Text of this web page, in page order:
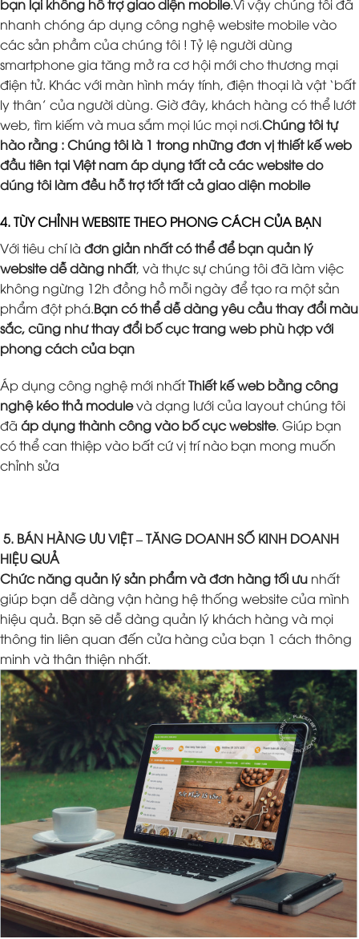
bạn lại không hỗ trợ giao diện mobile.Vì vậy chúng tôi đã
nhanh chóng áp dụng công nghệ website mobile vào
các sản phầm của chúng tôi ! Tỷ lệ người dùng
smartphone gia tăng mở ra cơ hội mới cho thương mại
điện tử. Khác với màn hình máy tính, điện thoại là vật ‘bất
ly thân’ của người dùng. Giờ đây, khách hàng có thể lướt
web, tìm kiếm và mua sắm mọi lúc mọi nơi.Chúng tôi tự
hào rằng : Chúng tôi là 1 trong những đơn vị thiết kế web
đầu tiên tại Việt nam áp dụng tất cả các website do
dúng tôi làm đều hỗ trợ tốt tất cả giao diện mobile
4. TÙY CHỈNH WEBSITE THEO PHONG CÁCH CỦA BẠN
Với tiêu chí là đơn giản nhất có thể để bạn quản lý
website dễ dàng nhất, và thực sự chúng tôi đã làm việc
không ngừng 12h đồng hồ mỗi ngày để tạo ra một sản
phẩm đột phá.Bạn có thể dễ dàng yêu cầu thay đổi màu
sắc, cũng như thay đổi bố cục trang web phù hợp với
phong cách của bạn
Áp dụng công nghệ mới nhấtThiết kế web bằng công
nghệ kéo thả modulevà dạng lưới của layout chúng tôi
đã áp dụng thành công vào bố cục website. Giúp bạn
có thể can thiệp vào bất cứ vị trí nào bạn mong muốn
chỉnh sửa
5. BÁN HÀNG ƯU VIỆT – TĂNG DOANH SỐ KINH DOANH
HIỆU QUẢ
Chức năng quản lý sản phẩm và đơn hàng tối ưu nhất
giúp bạn dễ dàng vận hàng hệ thống website của mình
hiệu quả. Bạn sẽ dễ dàng quản lý khách hàng và mọi
thông tin liên quan đến cửa hàng của bạn 1 cách thông
minh và thân thiện nhất.